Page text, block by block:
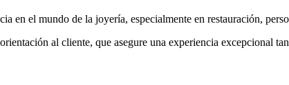
en el mundo de la joyería, especialmente en restauración,
al cliente, que asegure una experiencia excepcional